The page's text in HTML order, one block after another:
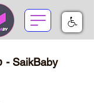
SaikBaby - סאיקבייבי